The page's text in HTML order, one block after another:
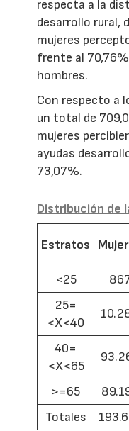
respecta a la
desarrollo rural,
mujeres
frente al
hombres.
Con respecto a
un total de
mujeres
ayudas
73,07%.
Distribución de
Estratos
<25
25=
<X<40
40=
<X<65
>=65
Totales